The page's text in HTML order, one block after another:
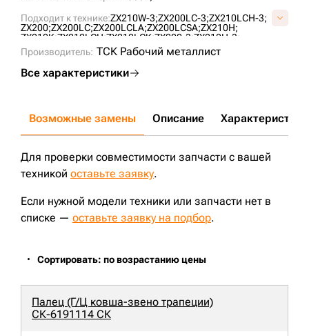
Подходит к технике:ZX210W-3;ZX200LC-3;ZX210LCH-3;
ZX200;ZX200LC;ZX200LCLA;ZX200LCSA;ZX210H;
ZX210K;ZX210LCH;ZX210LCK;ZX200-3;ZX210H-3;
ZX210K-3;
ZX210L-3;ZX210L3-AP;ZX210LCK-3;
ZX180LCN-3;ZX200-3G; ZX160LC; ZX160W;ZX190W-3;
ZX180LCN3-(SA);
ZX180W;ZX225USR;ZX225USRLC;
Производитель: ТСК Рабочий металлист
Все характеристики
Возможные замены Описание Характеристики
Для проверки совместимости запчасти с вашей
техникой оставьте заявку.
Если нужной модели техники или запчасти нет в
списке — оставьте заявку на подбор.
Сортировать: по возрастанию цены
Палец (Г/Ц ковша-звено трапеции)
СК-6191114 СК